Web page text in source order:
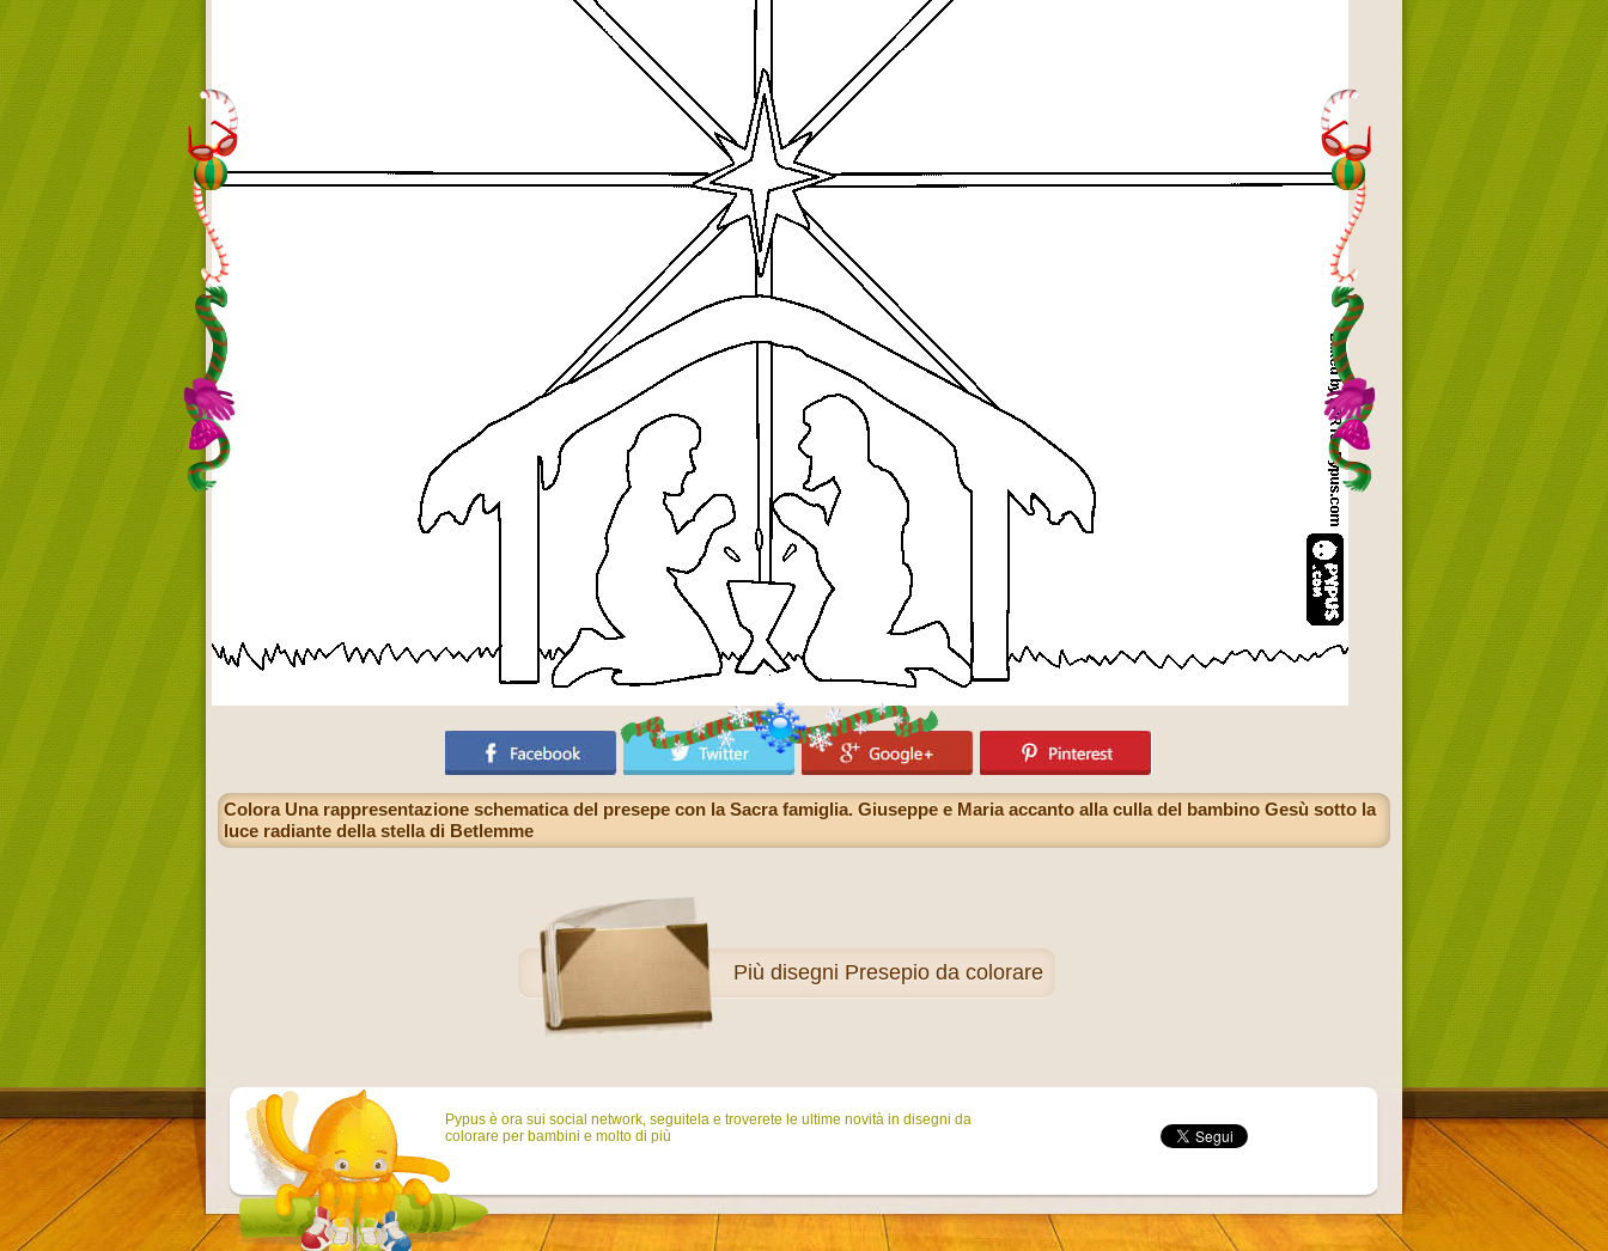
Colora Una rappresentazione schematica del presepe con la Sacra famiglia. Giuseppe e Maria accanto alla culla del bambino Gesù sotto la
luce radiante della stella di Betlemme
Più disegni Presepio da colorare
Pypus è ora sui social network, seguitela e troverete le ultime novità in disegni da
colorare per bambini e molto di più